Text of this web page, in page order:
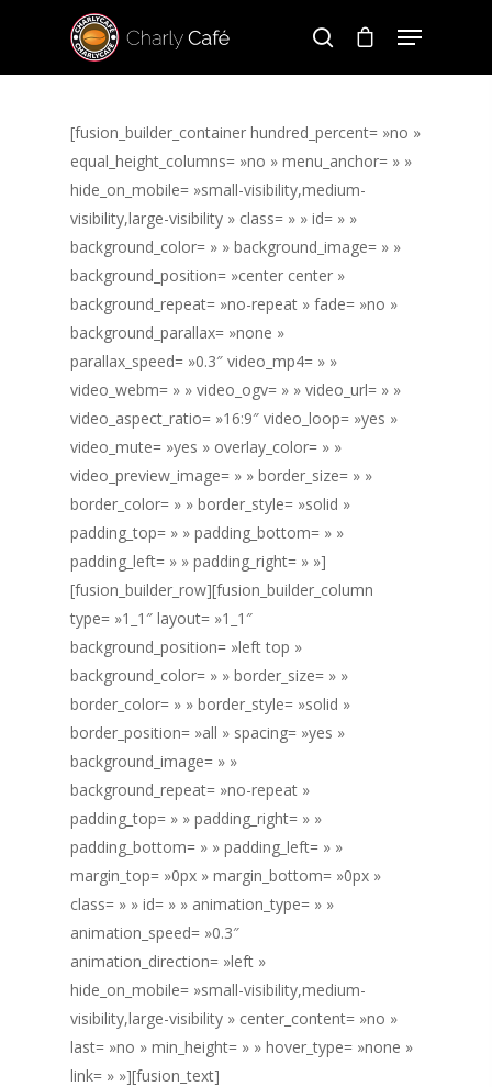
Hit enter to search or ESC to close
[fusion_builder_container hundred_percent= »no »
equal_height_columns= »no » menu_anchor= » »
hide_on_mobile= »small-visibility,medium-
visibility,large-visibility » class= » » id= » »
background_color= » » background_image= » »
background_position= »center center »
background_repeat= »no-repeat » fade= »no »
background_parallax= »none »
parallax_speed= »0.3″ video_mp4= » »
video_webm= » » video_ogv= » » video_url= » »
video_aspect_ratio= »16:9″ video_loop= »yes »
video_mute= »yes » overlay_color= » »
video_preview_image= » » border_size= » »
border_color= » » border_style= »solid »
padding_top= » » padding_bottom= » »
padding_left= » » padding_right= » »]
[fusion_builder_row][fusion_builder_column
type= »1_1″ layout= »1_1″
background_position= »left top »
background_color= » » border_size= » »
border_color= » » border_style= »solid »
border_position= »all » spacing= »yes »
background_image= » »
background_repeat= »no-repeat »
padding_top= » » padding_right= » »
padding_bottom= » » padding_left= » »
margin_top= »0px » margin_bottom= »0px »
class= » » id= » » animation_type= » »
animation_speed= »0.3″
animation_direction= »left »
hide_on_mobile= »small-visibility,medium-
visibility,large-visibility » center_content= »no »
last= »no » min_height= » » hover_type= »none »
link= » »][fusion_text]